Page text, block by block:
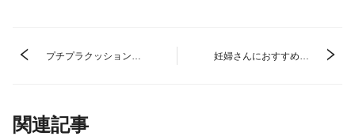
プチプラクッションフ
妊婦さんにおすすめの
関連記事